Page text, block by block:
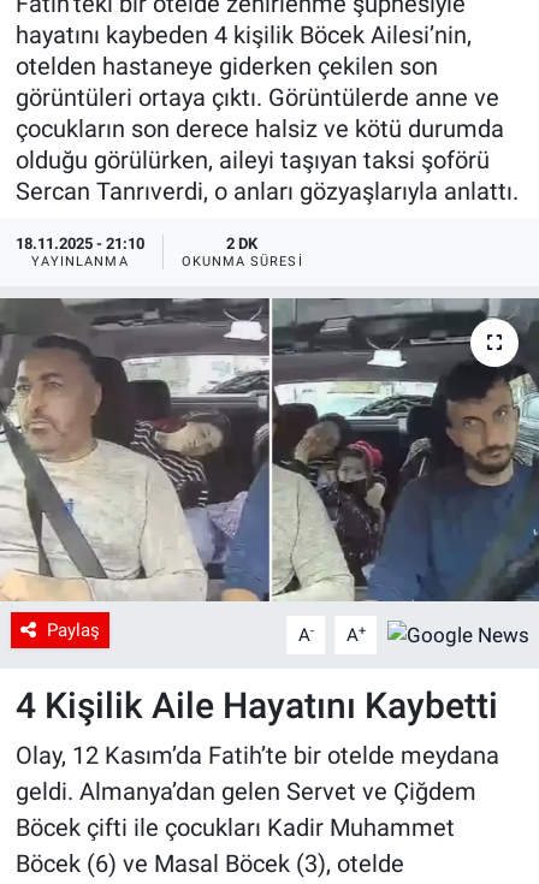
hayatını kaybeden 4 kişilik Böcek Ailesi’nin,
otelden hastaneye giderken çekilen son
görüntüleri ortaya çıktı. Görüntülerde anne ve
çocukların son derece halsiz ve kötü durumda
olduğu görülürken, aileyi taşıyan taksi şoförü
Sercan Tanrıverdi, o anları gözyaşlarıyla anlattı.
18.11.2025 - 21:10
YAYINLANMA
2 DK
OKUNMA SÜRESI
Paylaş A- A+
4 Kişilik Aile Hayatını Kaybetti
Olay, 12 Kasım’da Fatih’te bir otelde meydana
geldi. Almanya’dan gelen Servet ve Çiğdem
Böcek çifti ile çocukları Kadir Muhammet
Böcek (6) ve Masal Böcek (3), otelde